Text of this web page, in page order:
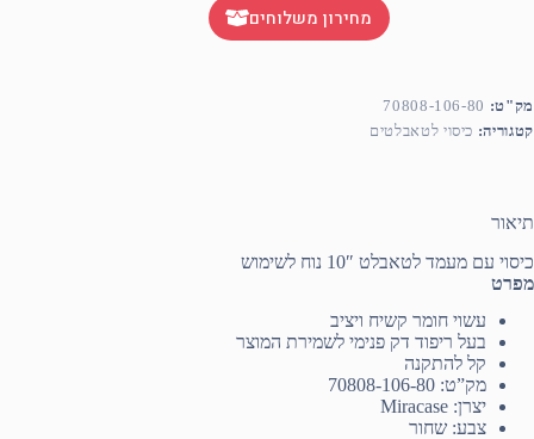
מחירון משלוחים
מק"ט: 70808-106-80
קטגוריה: כיסוי לטאבלטים
תיאור
כיסוי עם מעמד לטאבלט 10″ נוח לשימוש
מפרט
עשוי חומר קשיח ויציב
בעל ריפוד דק פנימי לשמירת המוצר
קל להתקנה
מק”ט: 70808-106-80
יצרן: Miracase
צבע: שחור